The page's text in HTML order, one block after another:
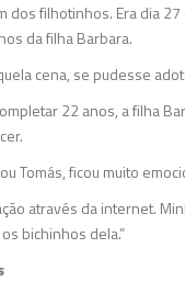
dos filhotinhos. Era dia
da filha Barbara.
cena, se pudesse
22 anos, a filha
Tomás, ficou muito
através da internet.
bichinhos dela.”